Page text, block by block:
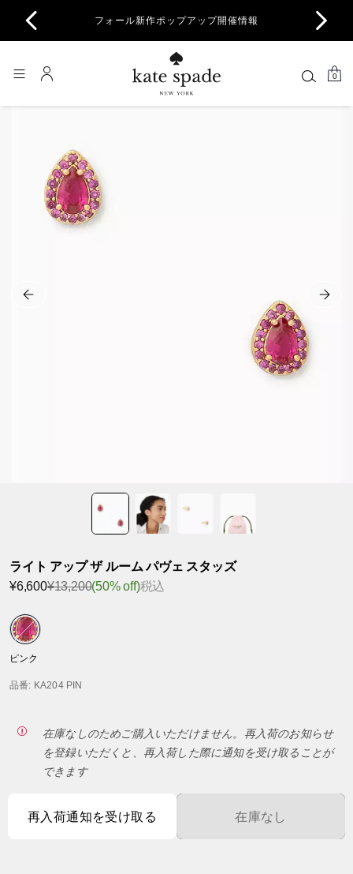
フォール新作ポップアップ開催情報
0
ライト アップ ザ ルーム パヴェ スタッズ
¥6,600¥13,200(50% off)税込
ピンク
品番: KA204 PIN
在庫なしのためご購入いただけません。再入荷のお知らせ
を登録いただくと、再入荷した際に通知を受け取ることが
できます
在庫なし
再入荷通知を受け取る